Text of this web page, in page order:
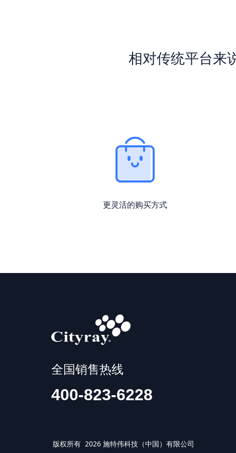
相对传统平台来
更灵活的购买方式
全国销售热线
版权所有 2026 施特伟科技（中国）有限公司
400-823-6228